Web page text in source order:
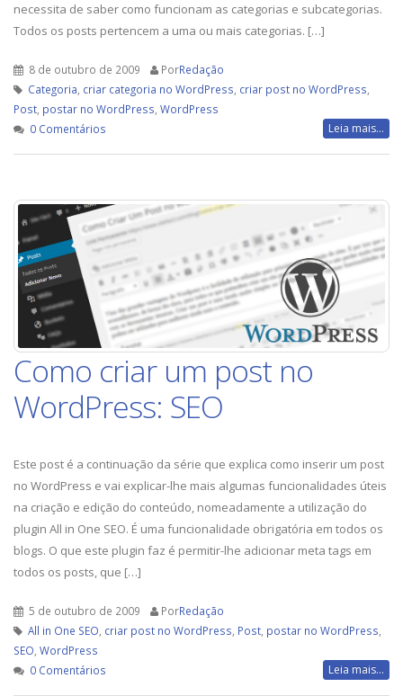
necessita de saber como funcionam as categorias e subcategorias.
Todos os posts pertencem a uma ou mais categorias. […]
8 de outubro de 2009 PorRedação
Categoria, criar categoria no WordPress, criar post no WordPress,
Post, postar no WordPress, WordPress
0 Comentários
Leia mais...
Como criar um post no
WordPress: SEO
Este post é a continuação da série que explica como inserir um post
no WordPress e vai explicar-lhe mais algumas funcionalidades úteis
na criação e edição do conteúdo, nomeadamente a utilização do
plugin All in One SEO. É uma funcionalidade obrigatória em todos os
blogs. O que este plugin faz é permitir-lhe adicionar meta tags em
todos os posts, que […]
5 de outubro de 2009 PorRedação
All in One SEO criar post no WordPress Post postar no WordPress
SEO WordPress
0 Comentários
Leia mais...